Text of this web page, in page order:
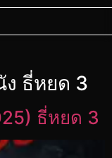
ง ธี่หยด 3
ธี่หยด 3